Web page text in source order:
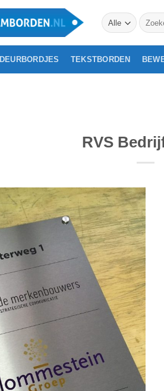
Zoeken
naar:
DEURBORDJES TEKSTBORDEN
RVS